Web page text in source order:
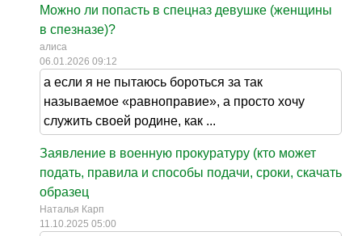
Можно ли попасть в спецназ девушке (женщины
в спезназе)?
алиса
06.01.2026 09:12
а если я не пытаюсь бороться за так
называемое «равноправие», а просто хочу
служить своей родине, как ...
Заявление в военную прокуратуру (кто может
подать, правила и способы подачи, сроки, скачать
образец
Наталья Карп
11.10.2025 05:00